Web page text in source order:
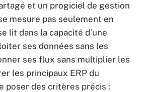
et un progiciel de gestion
mesure pas seulement en
lit dans la capacité d’une
ses données sans les
ses flux sans multiplier les
les principaux ERP du
poser des critères précis :